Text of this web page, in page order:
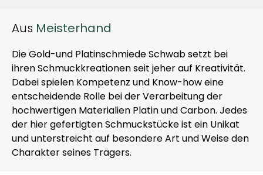
Aus Meisterhand
Die Gold-und Platinschmiede Schwab setzt bei
ihren Schmuckkreationen seit jeher auf Kreativität.
Dabei spielen Kompetenz und Know-how eine
entscheidende Rolle bei der Verarbeitung der
hochwertigen Materialien Platin und Carbon. Jedes
der hier gefertigten Schmuckstücke ist ein Unikat
und unterstreicht auf besondere Art und Weise den
Charakter seines Trägers.